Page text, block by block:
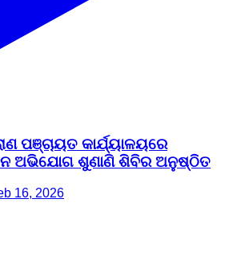
ପଞ୍ଚାୟତ କାର୍ଯ୍ୟାଳୟରେ
ଅଭିଯୋଗ ଶୁଣାଣି ଶିବିର ଅନୁଷ୍ଠିତ
16, 2026